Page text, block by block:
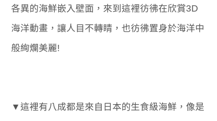
各異的海鮮嵌入壁面，來到這裡彷彿在欣賞3D
海洋動畫，讓人目不轉睛，也彷彿置身於海洋中
般絢爛美麗!
▼這裡有八成都是來自日本的生食級海鮮，像是